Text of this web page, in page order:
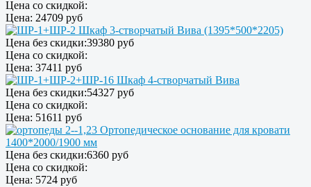
Цена со скидкой:
Цена: 24709 руб
Шкаф 3-створчатый Вива (1395*500*2205)
Цена без скидки:39380 руб
Цена со скидкой:
Цена: 37411 руб
Шкаф 4-створчатый Вива
Цена без скидки:54327 руб
Цена со скидкой:
Цена: 51611 руб
Ортопедическое основание для кровати
1400*2000/1900 мм
Цена без скидки:6360 руб
Цена со скидкой:
Цена: 5724 руб